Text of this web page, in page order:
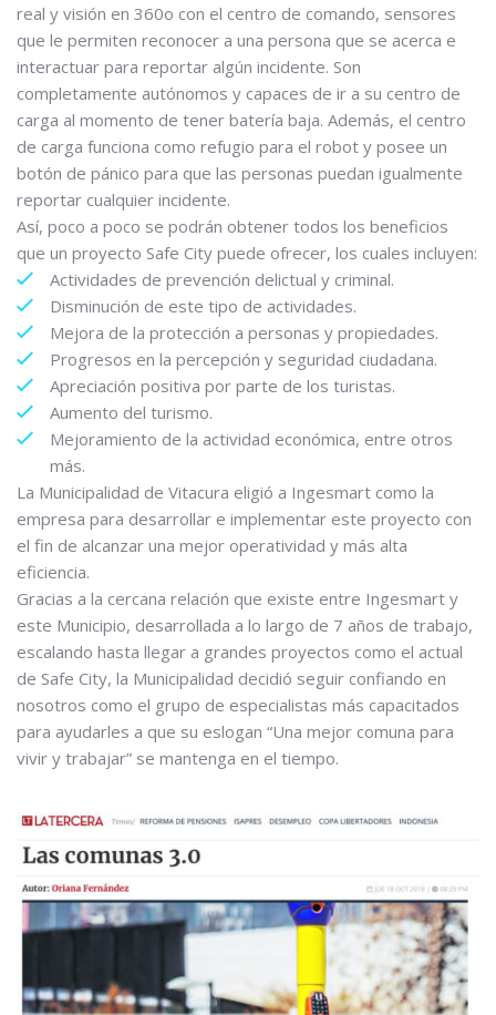
real y visión en 360o con el centro de comando, sensores
que le permiten reconocer a una persona que se acerca e
interactuar para reportar algún incidente. Son
completamente autónomos y capaces de ir a su centro de
carga al momento de tener batería baja. Además, el centro
de carga funciona como refugio para el robot y posee un
botón de pánico para que las personas puedan igualmente
reportar cualquier incidente.
Así, poco a poco se podrán obtener todos los beneficios
que un proyecto Safe City puede ofrecer, los cuales incluyen:
Actividades de prevención delictual y criminal.
Disminución de este tipo de actividades.
Mejora de la protección a personas y propiedades.
Progresos en la percepción y seguridad ciudadana.
Apreciación positiva por parte de los turistas.
Aumento del turismo.
Mejoramiento de la actividad económica, entre otros
más.
La Municipalidad de Vitacura eligió a Ingesmart como la
empresa para desarrollar e implementar este proyecto con
el fin de alcanzar una mejor operatividad y más alta
eficiencia.
Gracias a la cercana relación que existe entre Ingesmart y
este Municipio, desarrollada a lo largo de 7 años de trabajo,
escalando hasta llegar a grandes proyectos como el actual
de Safe City, la Municipalidad decidió seguir confiando en
nosotros como el grupo de especialistas más capacitados
para ayudarles a que su eslogan “Una mejor comuna para
vivir y trabajar” se mantenga en el tiempo.